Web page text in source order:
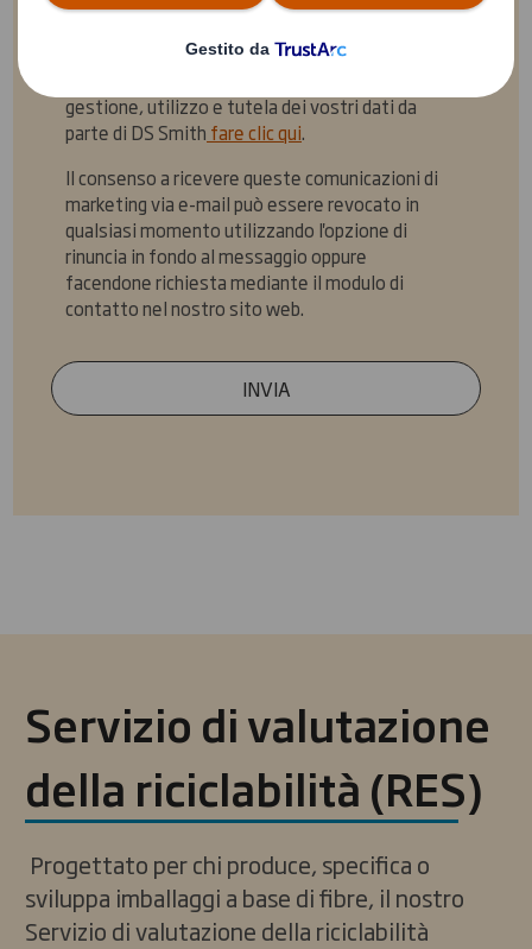
No
gestione, utilizzo e tutela dei vostri dati da
parte di DS Smith fare clic qui.
Il consenso a ricevere queste comunicazioni di
marketing via e-mail può essere revocato in
qualsiasi momento utilizzando l'opzione di
rinuncia in fondo al messaggio oppure
facendone richiesta mediante il modulo di
contatto nel nostro sito web.
INVIA
Servizio di valutazione
della riciclabilità (RES)
Progettato per chi produce, specifica o
sviluppa imballaggi a base di fibre, il nostro
Servizio di valutazione della riciclabilità